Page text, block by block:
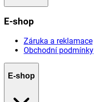
E-shop
Záruka a reklamace
Obchodní podmínky
E-shop